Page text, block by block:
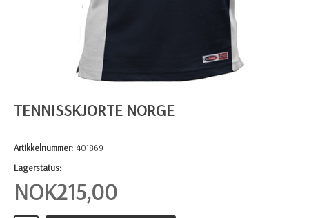
TENNISSKJORTE NORGE
Artikkelnummer: 401869
Lagerstatus:
NOK215,00